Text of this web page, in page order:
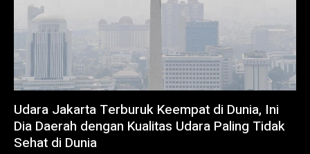
Udara Jakarta Terburuk Keempat di Dunia, Ini
Dia Daerah dengan Kualitas Udara Paling Tidak
Sehat di Dunia